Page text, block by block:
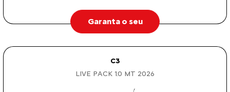
Garanta o seu
C3
LIVE PACK 1.0 MT 2026